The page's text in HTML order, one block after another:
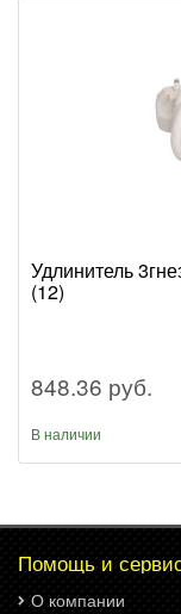
Удлинитель
(12)
848.36 руб.
В наличии
Помощь и
О компании